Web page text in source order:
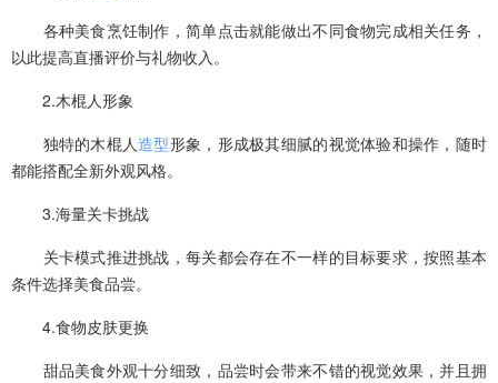
各种美食烹饪制作，简单点击就能做出不同食物完成相关任务，
以此提高直播评价与礼物收入。
2.木棍人形象
独特的木棍人造型形象，形成极其细腻的视觉体验和操作，随时
都能搭配全新外观风格。
3.海量关卡挑战
关卡模式推进挑战，每关都会存在不一样的目标要求，按照基本
条件选择美食品尝。
4.食物皮肤更换
甜品美食外观十分细致，品尝时会带来不错的视觉效果，并且拥